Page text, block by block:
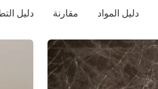
دليل المواد مقارنة دليل